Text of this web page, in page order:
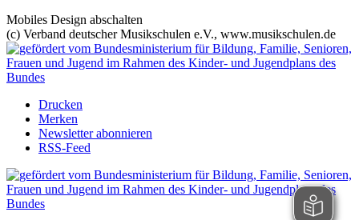
Mobiles Design abschalten
(c) Verband deutscher Musikschulen e.V., www.musikschulen.de
Drucken
Merken
Newsletter abonnieren
RSS-Feed